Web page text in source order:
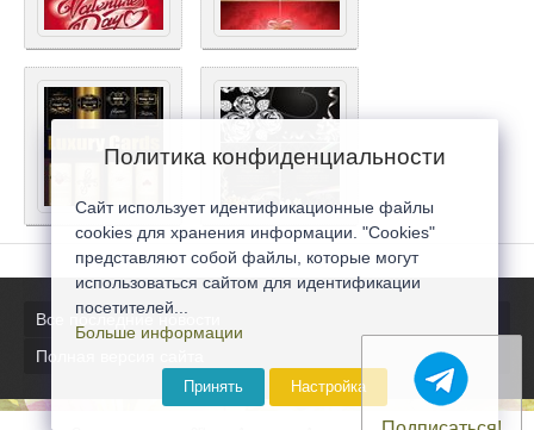
Все последние новости
Полная версия сайта
Политика конфиденциальности
Сайт использует идентификационные файлы
cookies для хранения информации. "Cookies"
представляют собой файлы, которые могут
использоваться сайтом для идентификации
посетителей...
Больше информации
Принять Настройка